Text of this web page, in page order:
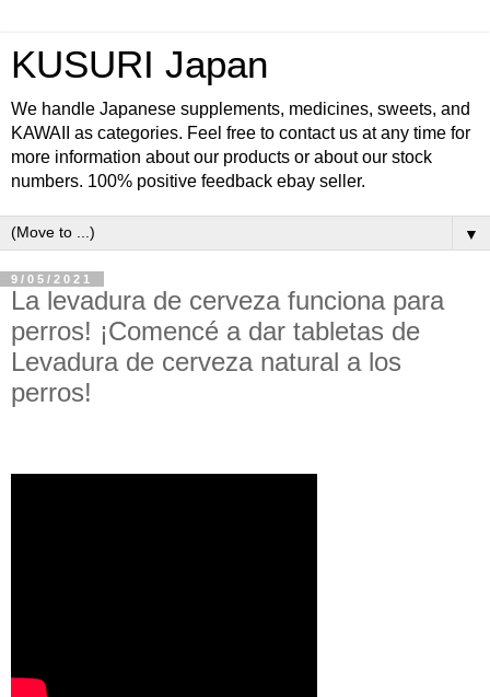
KUSURI Japan
We handle Japanese supplements, medicines, sweets, and
KAWAII as categories. Feel free to contact us at any time for
more information about our products or about our stock
numbers. 100% positive feedback ebay seller.
▼
9/05/2021
La levadura de cerveza funciona para
perros! ¡Comencé a dar tabletas de
Levadura de cerveza natural a los
perros!